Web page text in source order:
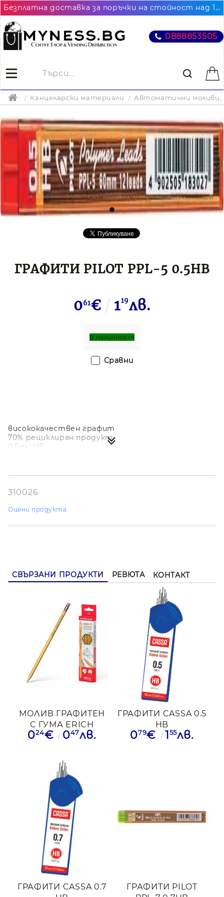
Безплатна доставка за поръчки на стойност над 102.26€ / 200лв. до най-близкия до Вас офис на Еконт
0888853505
Канцеларски материали Автоматични
ГРАФИТИ PILOT PPL-5 0.5HB
061€ 119лв.
В наличност
висококачествен графит
70% рециклиран продукт
0.5мм НВ
310026
Оцени продукта
Сравни
СВЪРЗАНИ ПРОДУКТИ РЕВЮТА КОНТАКТ
МОЛИВ ГРАФИТЕН
С ГУМА ERICH
KRAUSE AMBER101
024€ 047лв.
ГРАФИТИ CASSA 0.5
HB
079€ 1 55лв.
ГРАФИТИ CASSA 0.7
ГРАФИТИ PILOT